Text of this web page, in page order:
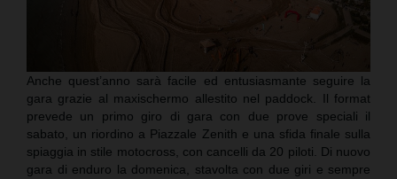
Anche quest’anno sarà facile ed entusiasmante seguire la
gara grazie al maxischermo allestito nel paddock. Il format
prevede un primo giro di gara con due prove speciali il
sabato, un riordino a Piazzale Zenith e una sfida finale sulla
spiaggia in stile motocross, con cancelli da 20 piloti. Di nuovo
gara di enduro la domenica, stavolta con due giri e sempre